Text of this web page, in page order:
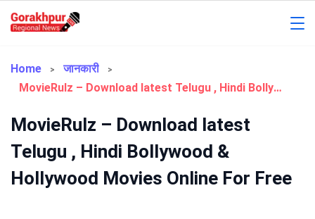
Regional
Home
जानकारी
MovieRulz – Download latest Telugu , Hindi Bollywood & Hollywood Movies Online For Free
MovieRulz – Download latest
Telugu , Hindi Bollywood &
Hollywood Movies Online For Free